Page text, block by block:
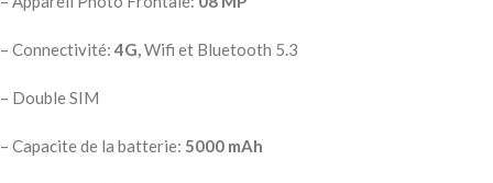
– Connectivité: 4G,Wifi et Bluetooth 5.3
– Double SIM
– Capacite de la batterie: 5000 mAh